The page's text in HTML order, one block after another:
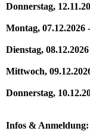
Donnerstag,
Montag, 07.12.2026 -
Dienstag,
Mittwoch,
Donnerstag,
Infos &